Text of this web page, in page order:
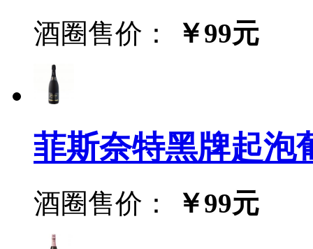
酒圈售价： ￥99元
菲斯奈特黑牌起泡
酒圈售价： ￥99元